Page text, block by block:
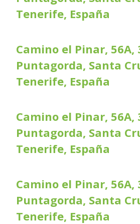
Tenerife, España
Camino el Pinar, 56A,
Puntagorda, Santa
Tenerife, España
Camino el Pinar, 56A,
Puntagorda, Santa
Tenerife, España
Camino el Pinar, 56A,
Puntagorda, Santa
Tenerife, España